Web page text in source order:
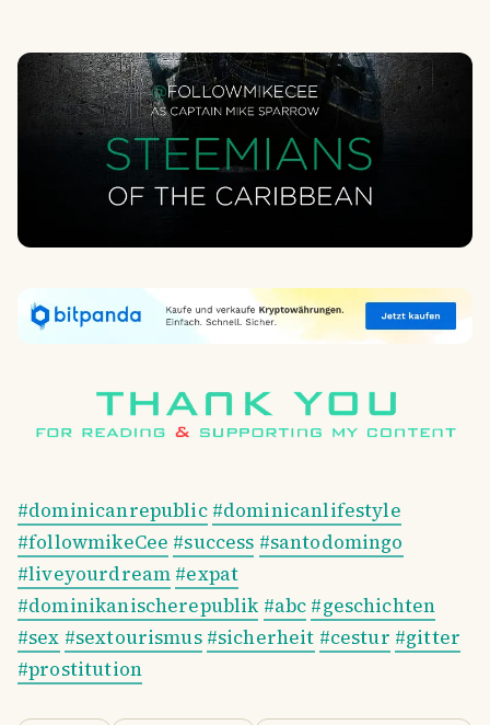
#dominicanrepublic #dominicanlifestyle
#followmikeCee #success #santodomingo
#liveyourdream #expat
#dominikanischerepublik #abc #geschichten
#sex #sextourismus #sicherheit #cestur #gitter
#prostitution